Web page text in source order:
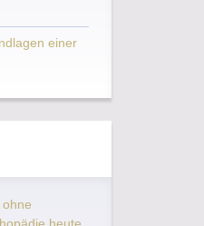
einer